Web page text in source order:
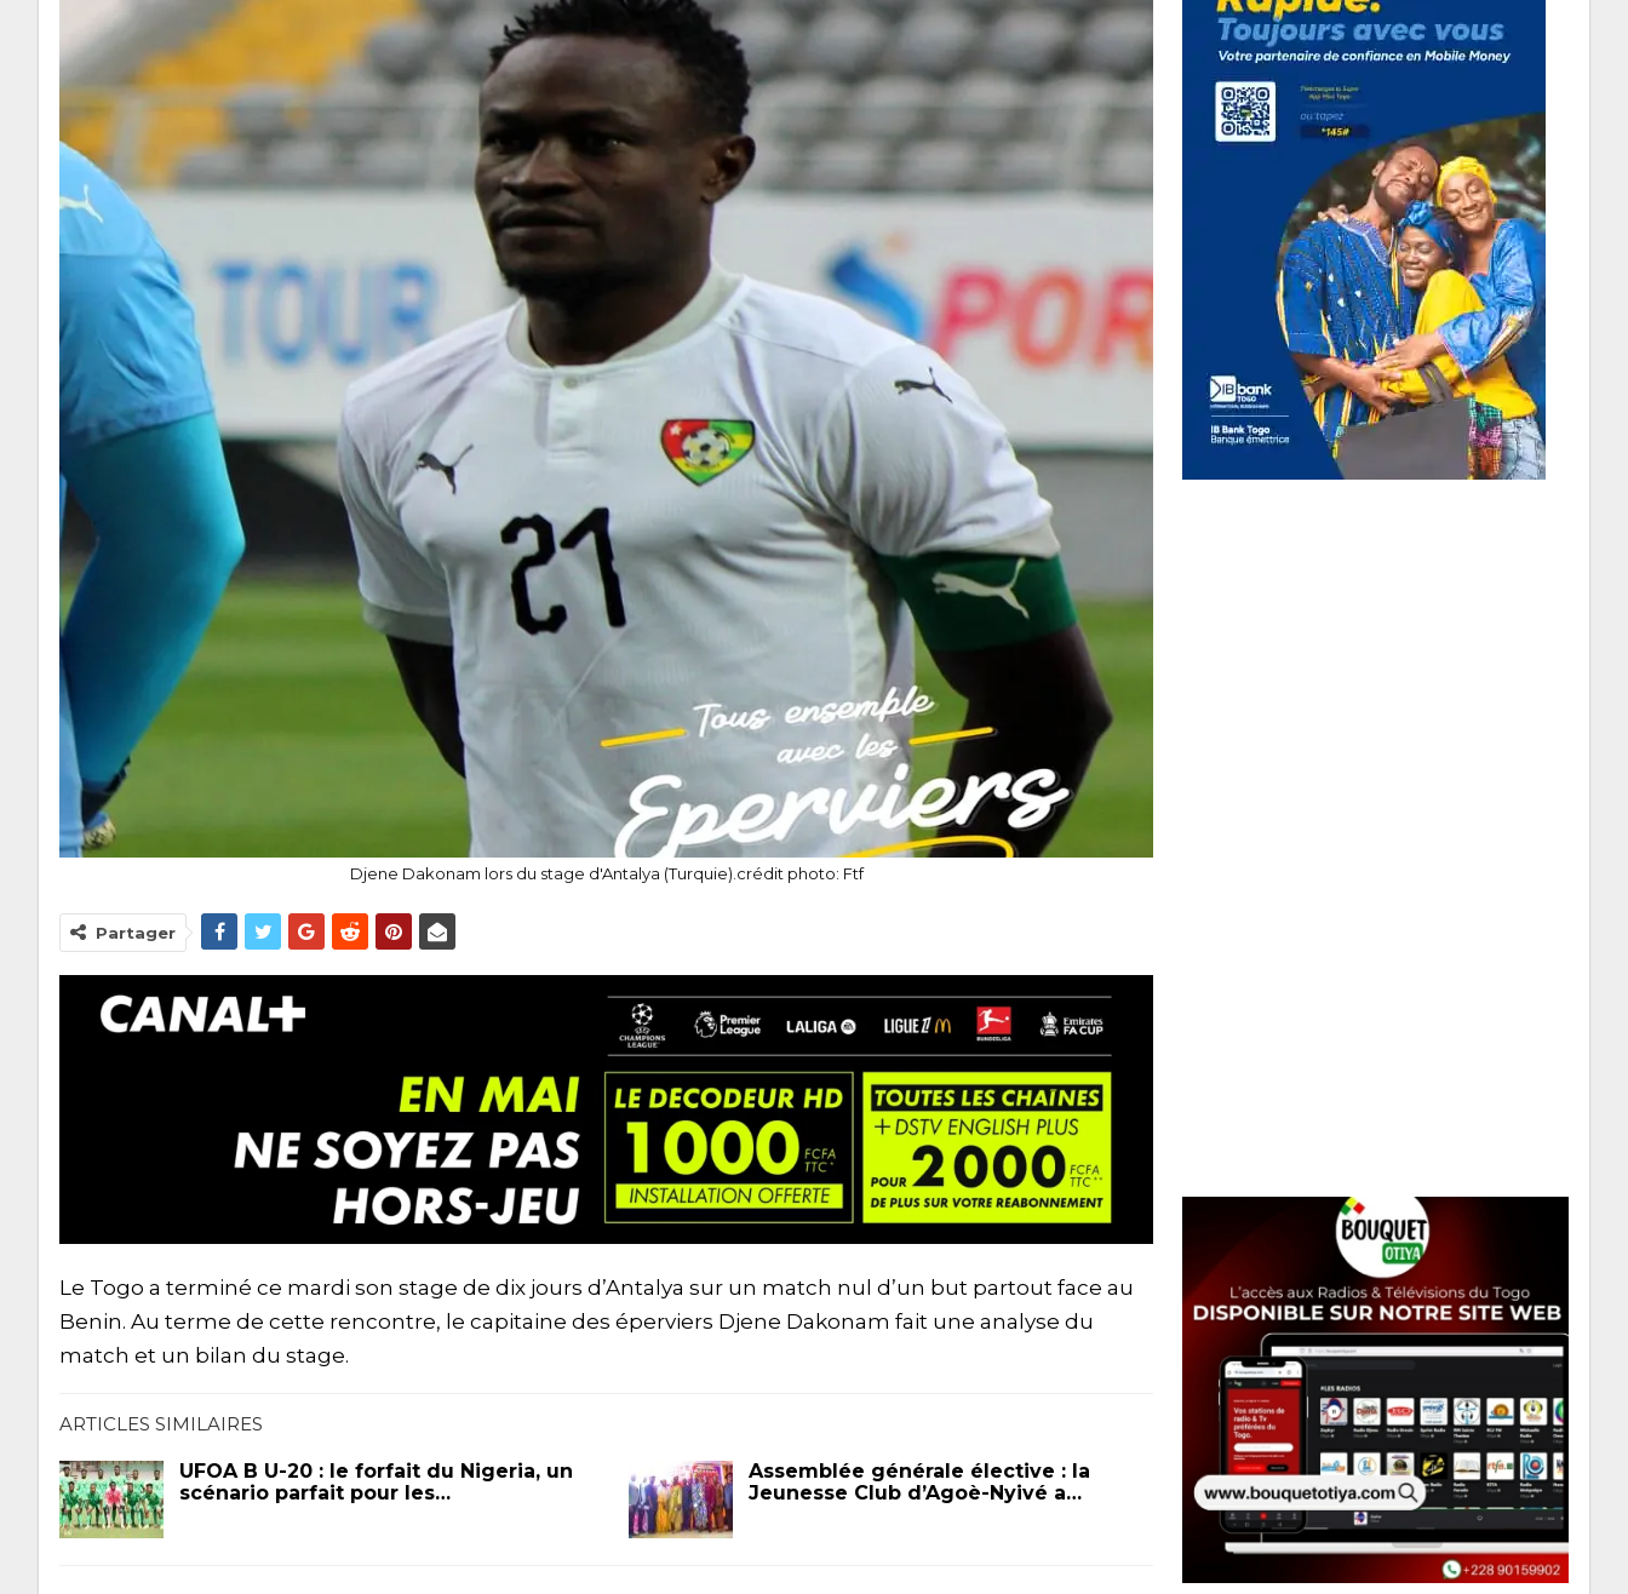
Djene Dakonam lors du stage d'Antalya (Turquie).crédit photo: Ftf
Partager
Le Togo a terminé ce mardi son stage de dix jours d’Antalya sur un match nul d’un but partout face au
Benin. Au terme de cette rencontre, le capitaine des éperviers Djene Dakonam fait une analyse du
match et un bilan du stage.
ARTICLES SIMILAIRES
UFOA B U-20 : le forfait du Nigeria, un
scénario parfait pour les…
Assemblée générale élective : la
Jeunesse Club d’Agoè-Nyivé a…